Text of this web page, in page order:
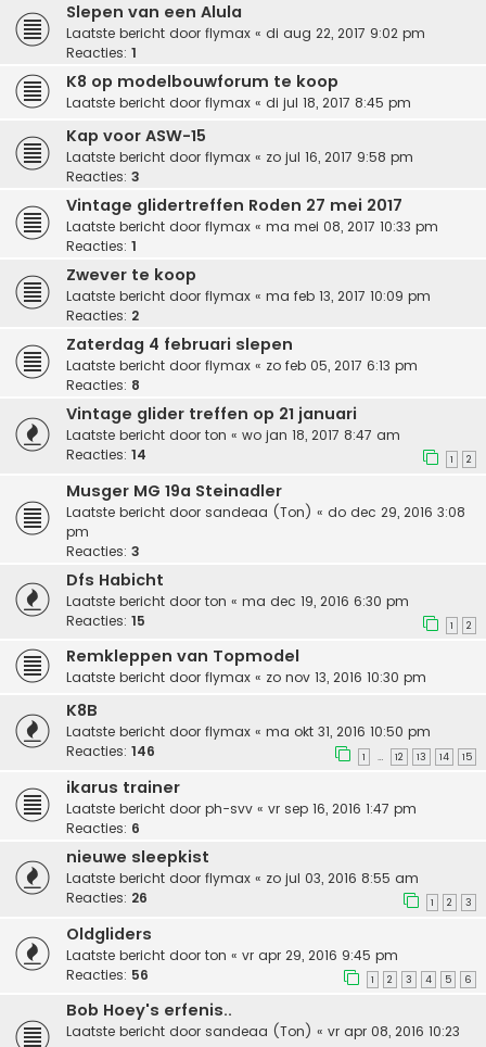
Slepen van een Alula
Laatste bericht door flymax « di aug 22, 2017 9:02 pm
Reacties: 1
K8 op modelbouwforum te koop
Laatste bericht door flymax « di jul 18, 2017 8:45 pm
Kap voor ASW-15
Laatste bericht door flymax « zo jul 16, 2017 9:58 pm
Reacties: 3
Vintage glidertreffen Roden 27 mei 2017
Laatste bericht door flymax « ma mei 08, 2017 10:33 pm
Reacties: 1
Zwever te koop
Laatste bericht door flymax « ma feb 13, 2017 10:09 pm
Reacties: 2
Zaterdag 4 februari slepen
Laatste bericht door flymax « zo feb 05, 2017 6:13 pm
Reacties: 8
Vintage glider treffen op 21 januari
Laatste bericht door ton « wo jan 18, 2017 8:47 am
Reacties: 14 1 2
Musger MG 19a Steinadler
Laatste bericht door sandeaa (Ton) « do dec 29, 2016 3:08
pm
Reacties: 3
Dfs Habicht
Laatste bericht door ton « ma dec 19, 2016 6:30 pm
Reacties: 15 1 2
Remkleppen van Topmodel
Laatste bericht door flymax « zo nov 13, 2016 10:30 pm
K8B
Laatste bericht door flymax « ma okt 31, 2016 10:50 pm
Reacties: 146 1 … 12 13 14 15
ikarus trainer
Laatste bericht door ph-svv « vr sep 16, 2016 1:47 pm
Reacties: 6
nieuwe sleepkist
Laatste bericht door flymax « zo jul 03, 2016 8:55 am
Reacties: 26 1 2 3
Oldgliders
Laatste bericht door ton « vr apr 29, 2016 9:45 pm
Reacties: 56 1 2 3 4 5 6
Bob Hoey's erfenis..
Laatste bericht door sandeaa (Ton) « vr apr 08, 2016 10:23